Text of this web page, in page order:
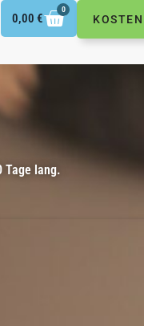
0,00€
0
Tage lang.